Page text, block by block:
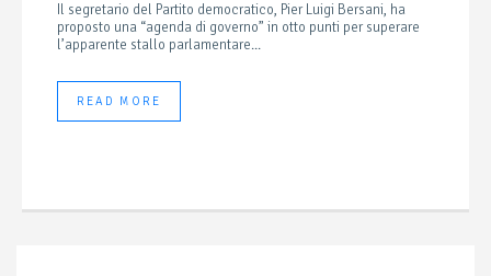
Il segretario del Partito democratico, Pier Luigi Bersani, ha
proposto una “agenda di governo” in otto punti per superare
l’apparente stallo parlamentare...
READ MORE